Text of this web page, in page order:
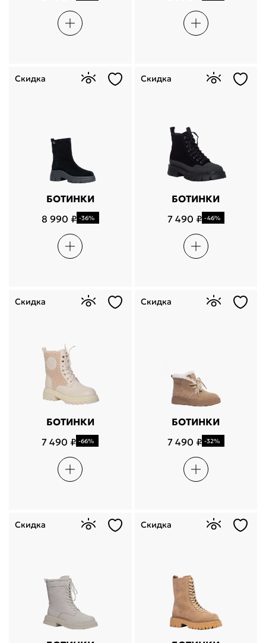
БОТИНКИ
8 990 ₽ -36%
Скидка
БОТИНКИ
7 490 ₽ -46%
Скидка
БОТИНКИ
7 490 ₽ -66%
Скидка
БОТИНКИ
7 490 ₽ -32%
Скидка
Скидка Скидка
Поделится